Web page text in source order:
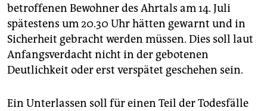
betroffenen Bewohner des Ahrtals am 14. Juli
spätestens um 20.30 Uhr hätten gewarnt und in
Sicherheit gebracht werden müssen. Dies soll laut
Anfangsverdacht nicht in der gebotenen
Deutlichkeit oder erst verspätet geschehen sein.
Ein Unterlassen soll für einen Teil der Todesfälle